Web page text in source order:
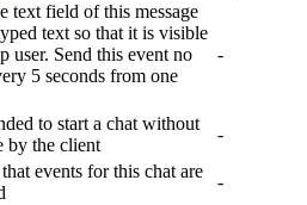
text field of this message
text so that it is visible
user. Send this event no
5 seconds from one
-
to start a chat without
by the client
-
events for this chat are
-